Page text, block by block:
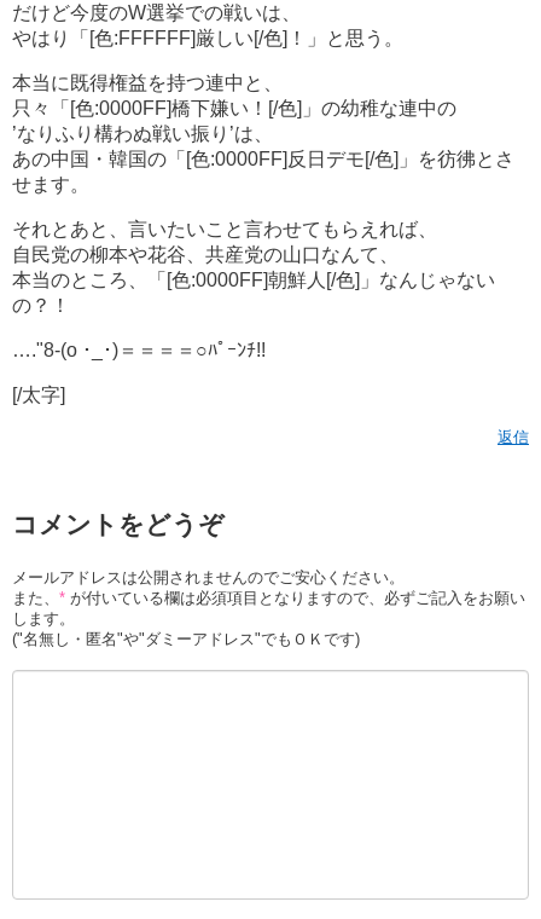
だけど今度のW選挙での戦いは、
やはり「[色:FFFFFF]厳しい[/色]！」と思う。
本当に既得権益を持つ連中と、
只々「[色:0000FF]橋下嫌い！[/色]」の幼稚な連中の
’なりふり構わぬ戦い振り’は、
あの中国・韓国の「[色:0000FF]反日デモ[/色]」を彷彿とさ
せます。
それとあと、言いたいこと言わせてもらえれば、
自民党の柳本や花谷、共産党の山口なんて、
本当のところ、「[色:0000FF]朝鮮人[/色]」なんじゃない
の？！
…."8-(o ･_･)＝＝＝＝○ﾊﾟｰﾝﾁ!!
[/太字]
返信
コメントをどうぞ
メールアドレスは公開されませんのでご安心ください。
また、 * が付いている欄は必須項目となりますので、必ずご記入をお願い
します。
("名無し・匿名"や"ダミーアドレス"でもＯＫです)